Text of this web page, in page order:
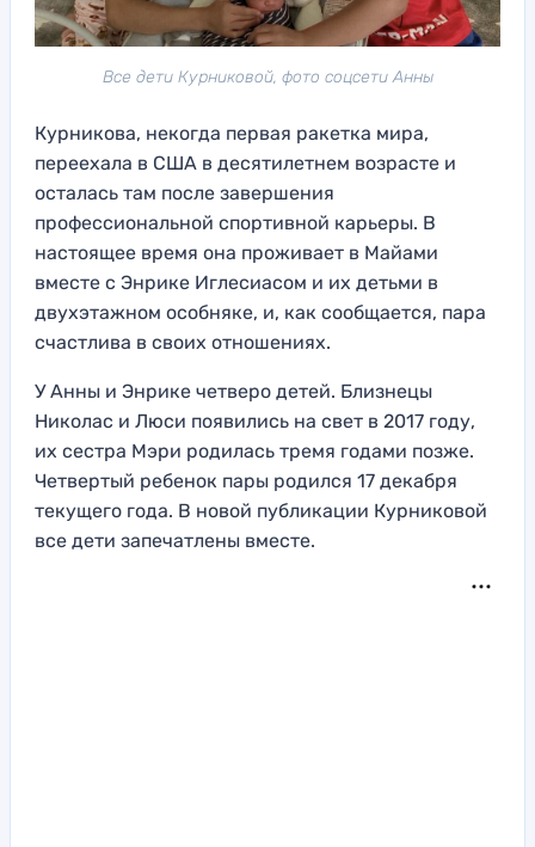
Все дети Курниковой, фото соцсети Анны
Курникова, некогда первая ракетка мира,
переехала в США в десятилетнем возрасте и
осталась там после завершения
профессиональной спортивной карьеры. В
настоящее время она проживает в Майами
вместе с Энрике Иглесиасом и их детьми в
двухэтажном особняке, и, как сообщается, пара
счастлива в своих отношениях.
У Анны и Энрике четверо детей. Близнецы
Николас и Люси появились на свет в 2017 году,
их сестра Мэри родилась тремя годами позже.
Четвертый ребенок пары родился 17 декабря
текущего года. В новой публикации Курниковой
все дети запечатлены вместе.